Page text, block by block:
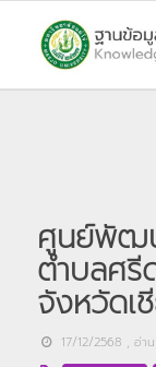
ศูนย์พัฒน
ตำบลศรี
จังหวัดเ
17/12/2568 , อ่าน